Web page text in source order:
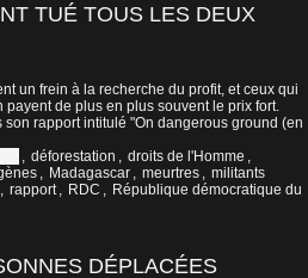
TUÉ TOUS LES DEUX
un frein à la recherche du profit, et ceux qui
de plus en plus souvent le prix fort.
son rapport intitulé "On dangerous ground (en
, déforestation , droits de l'Homme ,
, Madagascar , meurtres , militants
, rapport , RDC , République démocratique du
DÉPLACÉES